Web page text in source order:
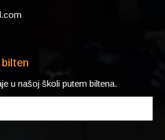
u našoj školi putem biltena.